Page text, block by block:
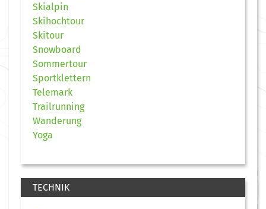
Skialpin
Skihochtour
Skitour
Snowboard
Sommertour
Sportklettern
Telemark
Trailrunning
Wanderung
Yoga
TECHNIK